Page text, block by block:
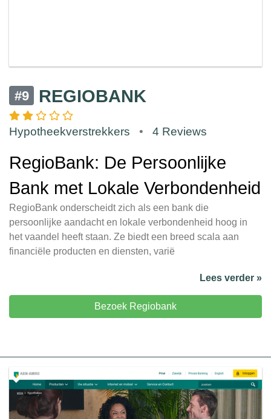
#9 REGIOBANK
Hypotheekverstrekkers • 4 Reviews
RegioBank: De Persoonlijke
Bank met Lokale Verbondenheid
RegioBank onderscheidt zich als een bank die
persoonlijke aandacht en lokale verbondenheid hoog in
het vaandel heeft staan. Ze biedt een breed scala aan
financiële producten en diensten, varië
Lees verder »
Bezoek Regiobank